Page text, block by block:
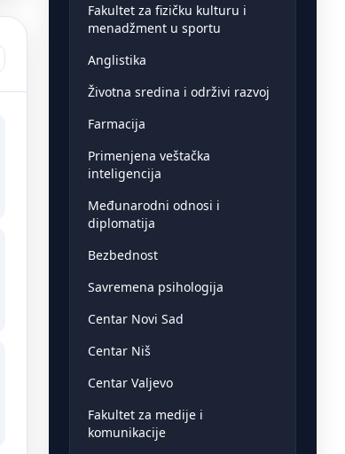
Fakultet za fizičku kulturu i
menadžment u sportu
Anglistika
Životna sredina i održivi razvoj
Farmacija
Primenjena veštačka
inteligencija
Međunarodni odnosi i
diplomatija
Bezbednost
Savremena psihologija
Centar Novi Sad
Centar Niš
Centar Valjevo
Fakultet za medije i
komunikacije